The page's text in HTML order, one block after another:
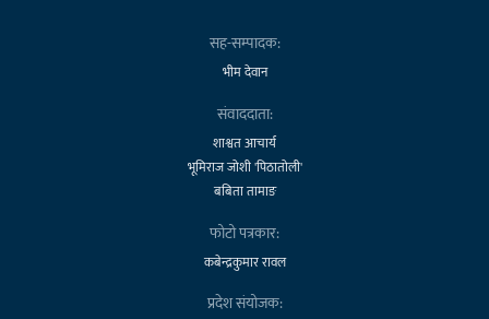
सह-सम्पादक:
भीम देवान
संवाददाता:
शाश्वत आचार्य
भूमिराज जोशी 'पिठातोली'
बबिता तामाङ
फोटो पत्रकार:
कबेन्द्रकुमार रावल
प्रदेश संयोजक: